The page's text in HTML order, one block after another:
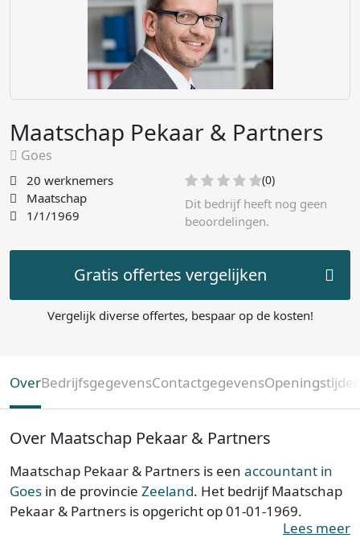
Maatschap Pekaar & Partners
Goes
20 werknemers
Maatschap
1/1/1969
(0)
Dit bedrijf heeft nog geen
beoordelingen.
Gratis offertes vergelijken
Vergelijk diverse offertes, bespaar op de kosten!
OverBedrijfsgegevensContactgegevens
Over Maatschap Pekaar & Partners
Maatschap Pekaar & Partners is een accountant in
Goes in de provincie Zeeland. Het bedrijf Maatschap
Pekaar & Partners is opgericht op 01-01-1969.
Lees meer